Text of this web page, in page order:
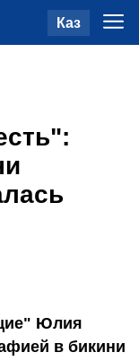
Каз
Юлия
в бикини